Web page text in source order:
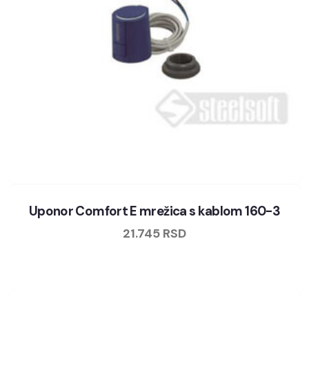
Uponor Comfort E mrežica s kablom 160-3
21.745 RSD